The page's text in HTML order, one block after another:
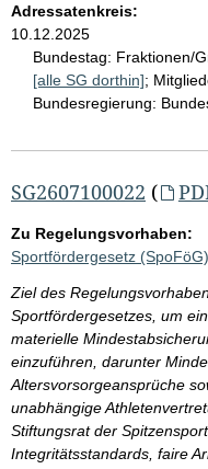
Adressatenkreis:
10.12.2025
Bundestag: Fraktionen/
[alle SG dorthin];
Bundesregierung:
SG2607100022 (
Zu Regelungsvorhaben:
Sportfördergesetz (SpoFöG)
Ziel des
Sportfördergesetzes, um
materielle
einzuführen, darunter
Altersvorsorgeansprüche
unabhängige
Stiftungsrat der
Integritätsstandards, faire